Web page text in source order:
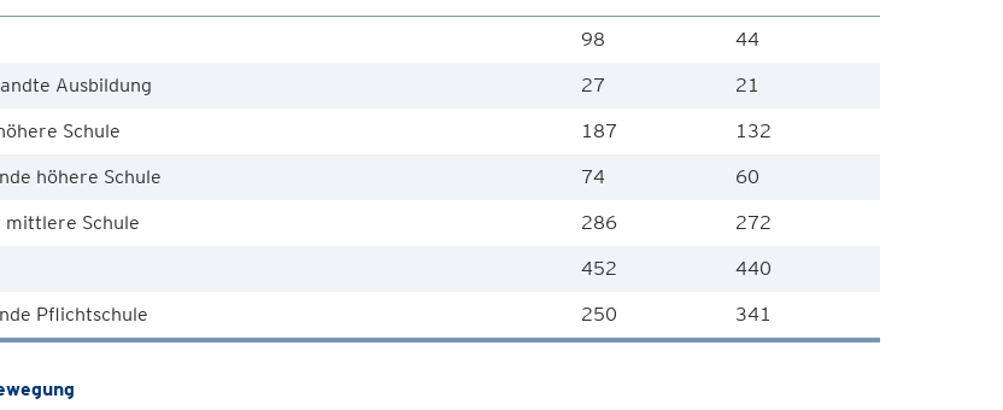
98
44
Ausbildung
27
21
Schule
187
132
höhere Schule
74
60
mittlere Schule
286
272
452
440
Pflichtschule
250 341